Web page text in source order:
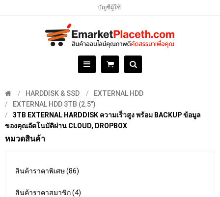
บัญชีผู้ใช้
HARDDISK & SSD
EXTERNAL HDD
EXTERNAL HDD 3TB (2.5")
3TB EXTERNAL HARDDISK ความเร็วสูง พร้อม BACKUP ข้อมูล
ของคุณอัตโนมัติผ่าน CLOUD, DROPBOX
หมวดสินค้า
สินค้าราคาพิเศษ (86)
สินค้าราคาสมาชิก (4)